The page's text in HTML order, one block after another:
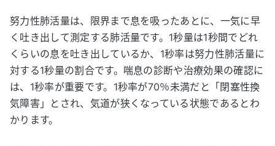
努力性肺活量は、限界まで息を吸ったあとに、一気に早
く吐き出して測定する肺活量です。1秒量は1秒間でどれ
くらいの息を吐き出しているか、1秒率は努力性肺活量に
対する1秒量の割合です。喘息の診断や治療効果の確認に
は、1秒率が重要です。1秒率が70％未満だと「閉塞性換
気障害」とされ、気道が狭くなっている状態であるとわ
かります。